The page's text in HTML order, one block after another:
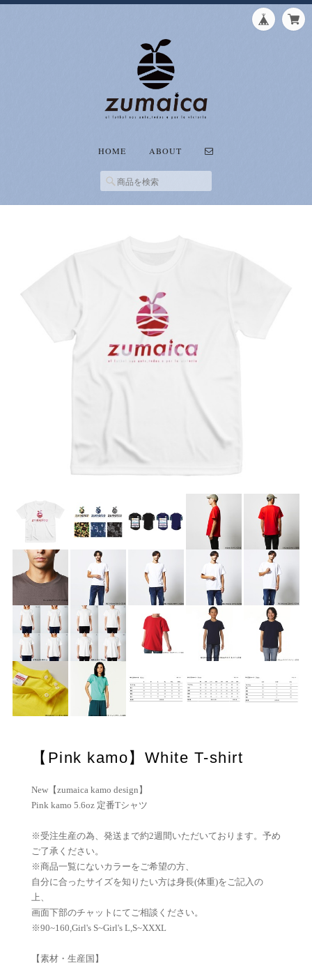
HOME ABOUT
【Pink kamo】White T-shirt
New【zumaica kamo design】
Pink kamo 5.6oz 定番Tシャツ
※受注生産の為、発送まで約2週間いただいております。予め
ご了承ください。
※商品一覧にないカラーをご希望の方、
自分に合ったサイズを知りたい方は身長(体重)をご記入の
上、
画面下部のチャットにてご相談ください。
※90~160,Girl's S~Girl's L,S~XXXL
【素材・生産国】